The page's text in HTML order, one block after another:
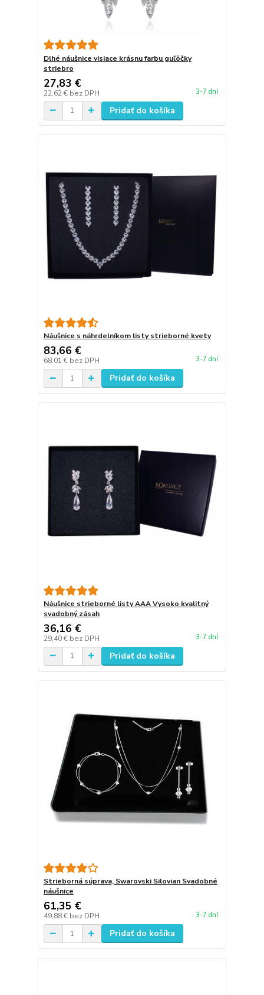
Dlhé náušnice visiace krásnu farbu guľôčky
striebro
27,83 €
22,62 € bez DPH 3-7 dní
Pridať do košíka
Náušnice s náhrdelníkom listy strieborné kvety
83,66 €
68,01 € bez DPH 3-7 dní
Pridať do košíka
Náušnice strieborné listy AAA Vysoko kvalitný
svadobný zásah
36,16 €
29,40 € bez DPH 3-7 dní
Pridať do košíka
Strieborná súprava, Swarovski Silovian Svadobné
náušnice
61,35 €
49,88 € bez DPH 3-7 dní
Pridať do košíka